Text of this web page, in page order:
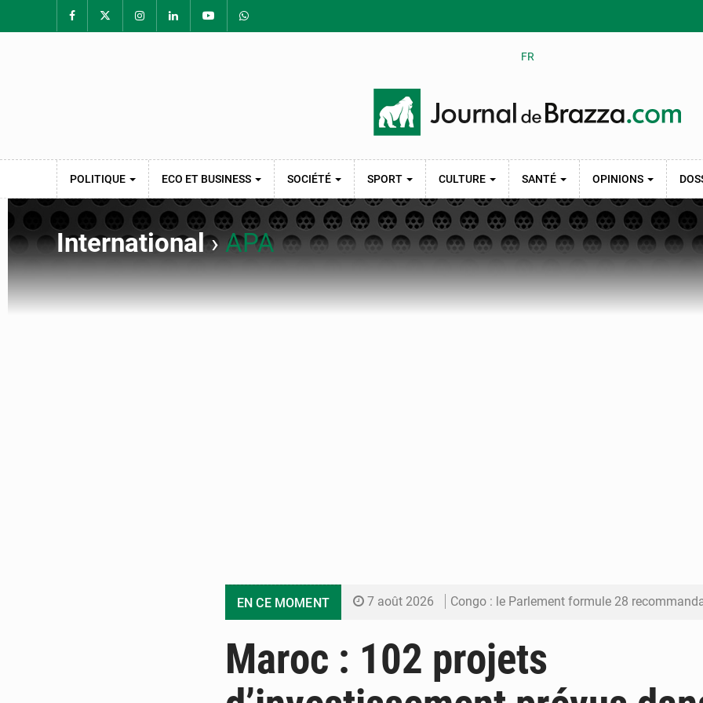
FR
POLITIQUE ECO ET BUSINESS SOCIÉTÉ SPORT CULTURE SANTÉ OPINIONS
International›APA
EN CE MOMENT 7 août 2026 Congo : le Parlement formule 28 recommandations sur le
7 août 2026 Congo : la Grande foire agricole pour renforcer la
Maroc : 102 projets